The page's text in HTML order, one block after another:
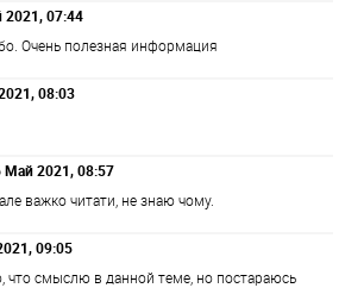
2021, 07:44
Очень полезная информация
08:03
Май 2021, 08:57
важко читати, не знаю чому.
09:05
что смыслю в данной теме, но постараюсь